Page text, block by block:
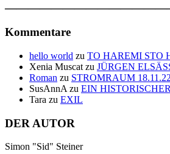
Kommentare
hello world zu TO HAREMI STO
Xenia Muscat zu JÜRGEN
Roman zu STROMRAUM 18.11.22
SusAnnA zu EIN
Tara zu EXIL
DER AUTOR
Simon "Sid" Steiner